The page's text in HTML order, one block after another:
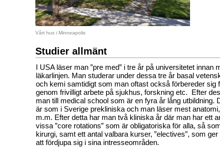
Vårt hus i Minneapolis
Studier allmänt
I USA läser man ”pre med” i tre år på universitetet innan
läkarlinjen. Man studerar under dessa tre år basal
och kemi samtidigt som man oftast också förbereder sig
genom frivilligt arbete på sjukhus, forskning etc. Efter
man till medical school som är en fyra år lång utbildning.
är som i Sverige prekliniska och man läser mest
m.m. Efter detta har man två kliniska år där man har ett
vissa ”core rotations” som är obligatoriska för alla, så
kirurgi, samt ett antal valbara kurser, ”electives”, som
att fördjupa sig i sina intresseområden.